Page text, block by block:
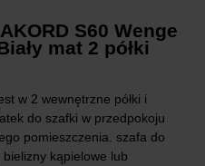
S60 Wenge
mat 2 półki
w 2 wewnętrzne półki i
do szafki w przedpokoju
pomieszczenia. szafa do
kąpielowe lub